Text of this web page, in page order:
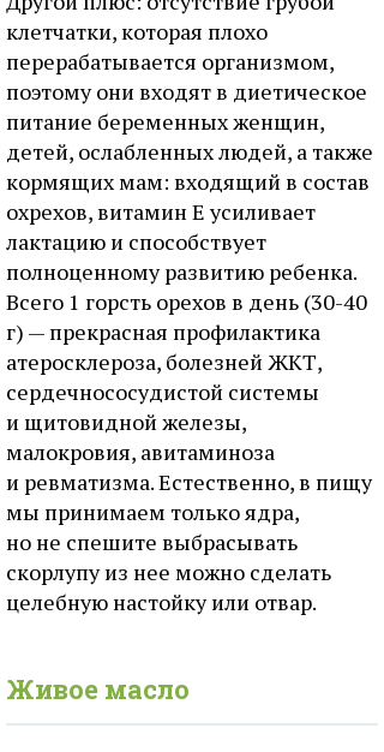
клетчатки, которая плохо
перерабатывается организмом,
поэтому они входят в диетическое
питание беременных женщин,
детей, ослабленных людей, а также
кормящих мам: входящий в состав
охрехов, витамин Е усиливает
лактацию и способствует
полноценному развитию ребенка.
Всего 1 горсть орехов в день (30-40
г) — прекрасная профилактика
атеросклероза, болезней ЖКТ,
сердечнососудистой системы
и щитовидной железы,
малокровия, авитаминоза
и ревматизма. Естественно, в пищу
мы принимаем только ядра,
но не спешите выбрасывать
скорлупу из нее можно сделать
целебную настойку или отвар.
Живое масло